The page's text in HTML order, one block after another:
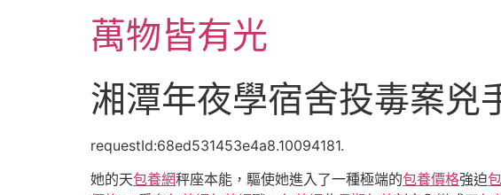
萬物皆有光
湘潭年夜學宿舍投毒案兇
requestId:68ed531453e4a8.10094181.
她的天包養網秤座本能，驅使她進入了一種極端的包養價格強迫